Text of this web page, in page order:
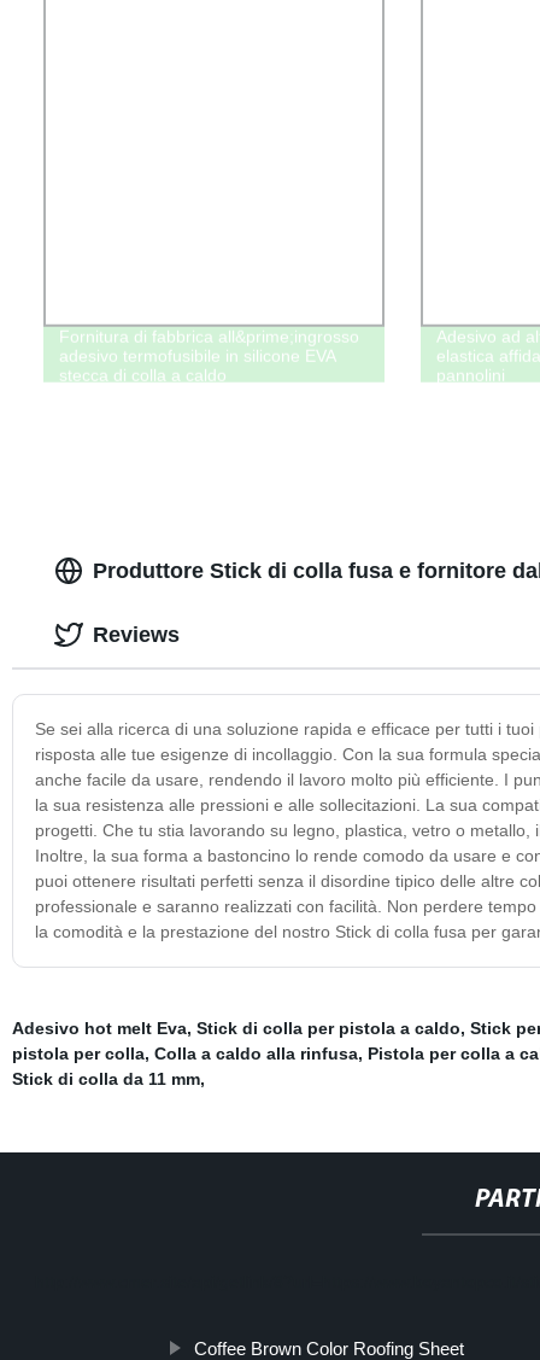
Fornitura di fabbrica all&prime;ingrosso
adesivo termofusibile in silicone EVA
stecca di colla a caldo
Adesivo ad
elastica
pannolini
Produttore Stick di colla fusa e fornitore
Se sei alla ricerca di una soluzione rapida e efficace per tutti i
risposta alle tue esigenze di incollaggio. Con la sua formula
anche facile da usare, rendendo il lavoro molto più efficiente. I
la sua resistenza alle pressioni e alle sollecitazioni. La sua
progetti. Che tu stia lavorando su legno, plastica, vetro o
Inoltre, la sua forma a bastoncino lo rende comodo da usare e
puoi ottenere risultati perfetti senza il disordine tipico delle altre
professionale e saranno realizzati con facilità. Non perdere
la comodità e la prestazione del nostro Stick di colla fusa per
Reviews
Adesivo hot melt Eva, Stick di colla per pistola a caldo, Stick
pistola per colla, Colla a caldo alla rinfusa, Pistola per colla a
Stick di colla da 11 mm,
Coffee Brown Color Roofing Sheet